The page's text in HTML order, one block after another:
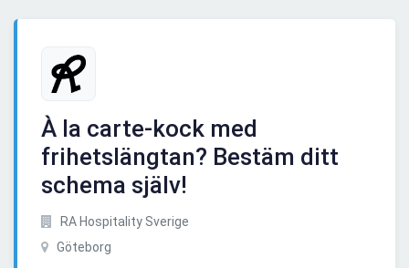
À la carte-kock med
frihetslängtan? Bestäm ditt
schema själv!
RA Hospitality Sverige
Göteborg